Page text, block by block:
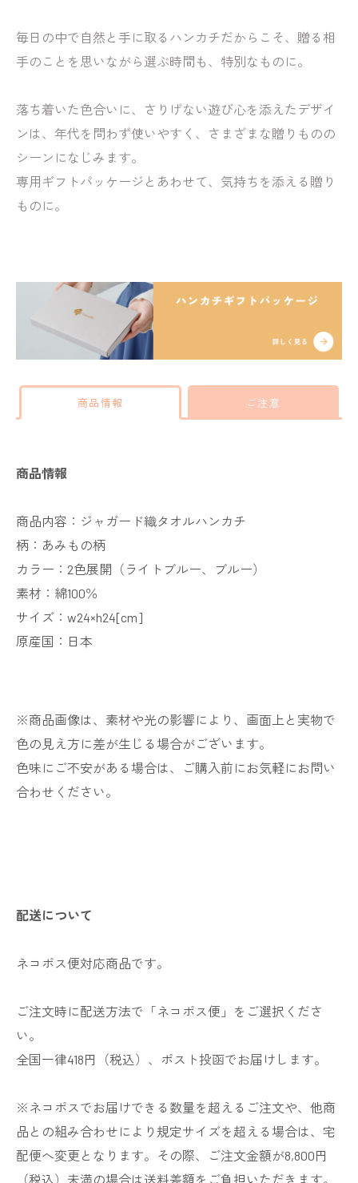
毎日の中で自然と手に取るハンカチだからこそ、贈る相
手のことを思いながら選ぶ時間も、特別なものに。
落ち着いた色合いに、さりげない遊び心を添えたデザイ
ンは、年代を問わず使いやすく、さまざまな贈りものの
シーンになじみます。
専用ギフトパッケージとあわせて、気持ちを添える贈り
ものに。
商品情報 ご注意
商品情報
商品内容：ジャガード織タオルハンカチ
柄：あみもの柄
カラー：2色展開（ライトブルー、ブルー）
素材：綿100％
サイズ：w24×h24[cm]
原産国：日本
※商品画像は、素材や光の影響により、画面上と実物で
色の見え方に差が生じる場合がございます。
色味にご不安がある場合は、ご購入前にお気軽にお問い
合わせください。
配送について
ネコポス便対応商品です。
ご注文時に配送方法で「ネコポス便」をご選択くださ
い。
全国一律418円（税込）、ポスト投函でお届けします。
※ネコポスでお届けできる数量を超えるご注文や、他商
品との組み合わせにより規定サイズを超える場合は、宅
配便へ変更となります。その際、ご注文金額が8,800円
（税込）未満の場合は送料差額をご負担いただきます。